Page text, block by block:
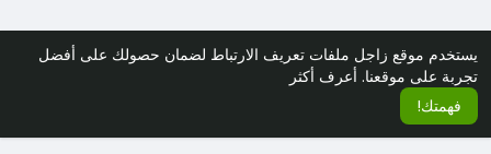
يستخدم موقع زاجل ملفات تعريف الارتباط لضمان حصولك على أفضل
تجربة على موقعنا. أعرف أكثر
فهمتك!